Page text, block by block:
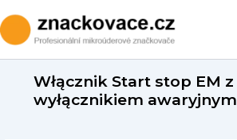
to
content
Włącznik Start stop EM z
wyłącznikiem awaryjnym